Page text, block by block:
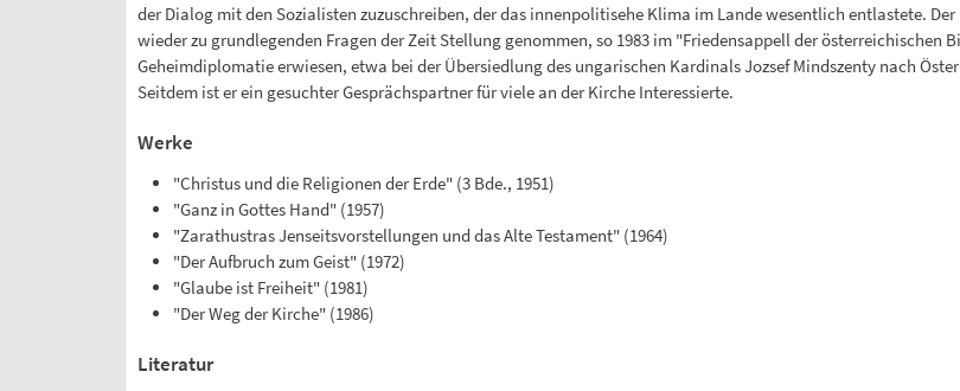
der Dialog mit den Sozialisten zuzuschreiben, der das innenpolitisehe Klima im Lande wesentlich entlastete.
wieder zu grundlegenden Fragen der Zeit Stellung genommen, so 1983 im "Friedensappell der österreichischen
Geheimdiplomatie erwiesen, etwa bei der Übersiedlung des ungarischen Kardinals Jozsef Mindszenty nach
Seitdem ist er ein gesuchter Gesprächspartner für viele an der Kirche Interessierte.
Werke
"Christus und die Religionen der Erde" (3 Bde., 1951)
"Ganz in Gottes Hand" (1957)
"Zarathustras Jenseitsvorstellungen und das Alte Testament" (1964)
"Der Aufbruch zum Geist" (1972)
"Glaube ist Freiheit" (1981)
"Der Weg der Kirche" (1986)
Literatur